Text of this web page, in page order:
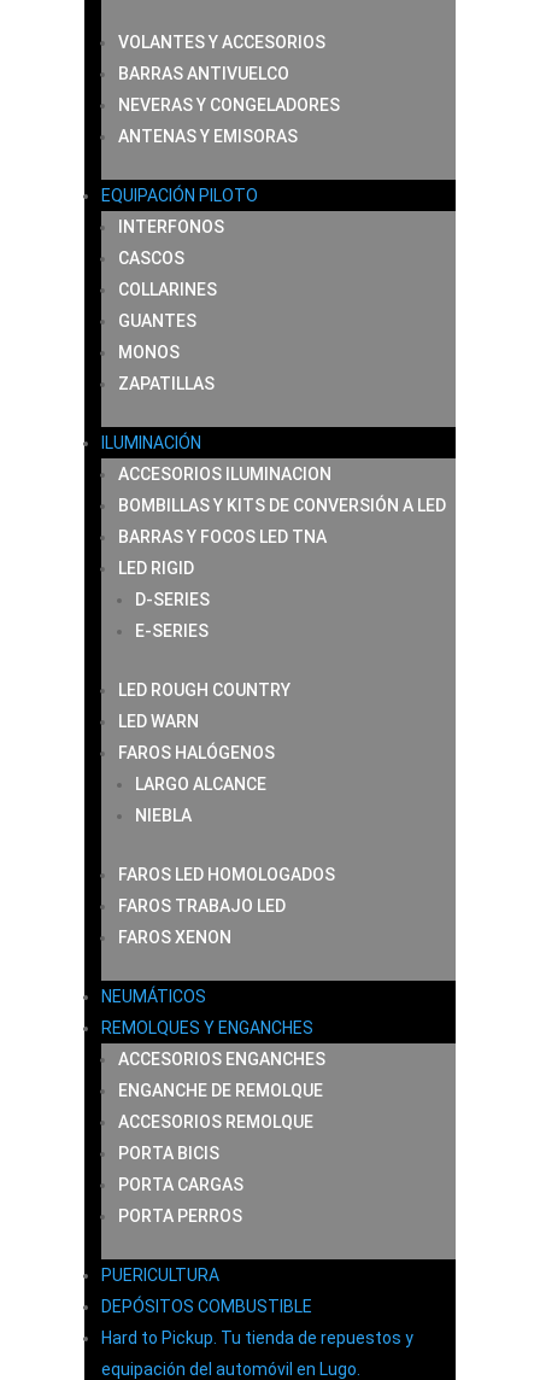
VOLANTES Y ACCESORIOS
BARRAS ANTIVUELCO
NEVERAS Y CONGELADORES
ANTENAS Y EMISORAS
EQUIPACIÓN PILOTO
INTERFONOS
CASCOS
COLLARINES
GUANTES
MONOS
ZAPATILLAS
ILUMINACIÓN
ACCESORIOS ILUMINACION
BOMBILLAS Y KITS DE CONVERSIÓN A LED
BARRAS Y FOCOS LED TNA
LED RIGID
D-SERIES
E-SERIES
LED ROUGH COUNTRY
LED WARN
FAROS HALÓGENOS
LARGO ALCANCE
NIEBLA
FAROS LED HOMOLOGADOS
FAROS TRABAJO LED
FAROS XENON
NEUMÁTICOS
REMOLQUES Y ENGANCHES
ACCESORIOS ENGANCHES
ENGANCHE DE REMOLQUE
ACCESORIOS REMOLQUE
PORTA BICIS
PORTA CARGAS
PORTA PERROS
PUERICULTURA
DEPÓSITOS COMBUSTIBLE
Hard to Pickup. Tu tienda de repuestos y
equipación del automóvil en Lugo.